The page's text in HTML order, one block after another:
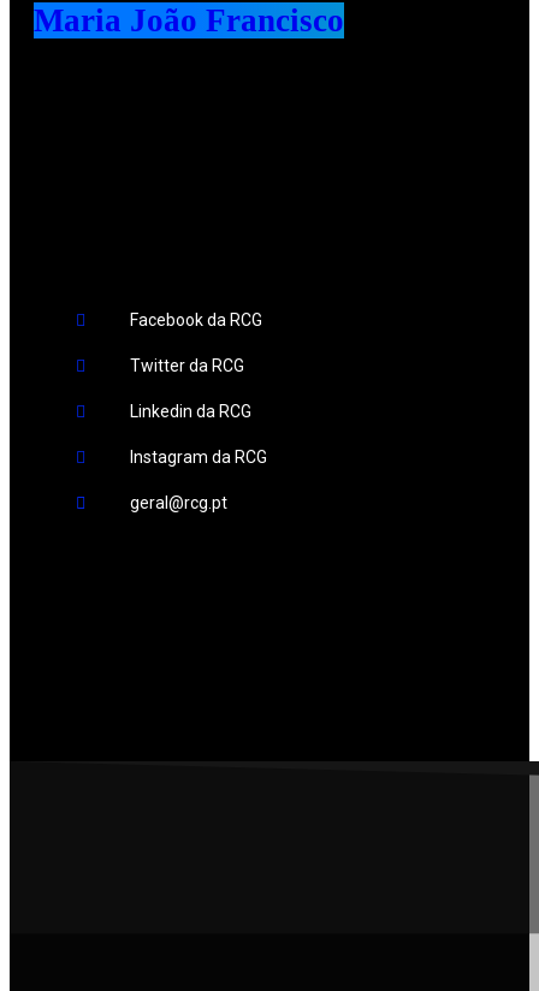
Maria João Francisco
Facebook da RCG
Twitter da RCG
Linkedin da RCG
Instagram da RCG
geral@rcg.pt